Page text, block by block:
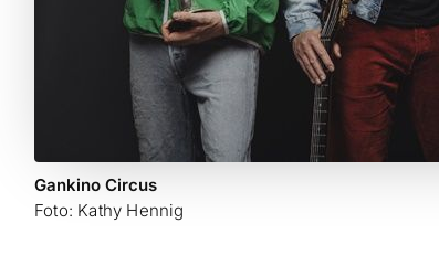
Gankino Circus
Foto: Kathy Hennig